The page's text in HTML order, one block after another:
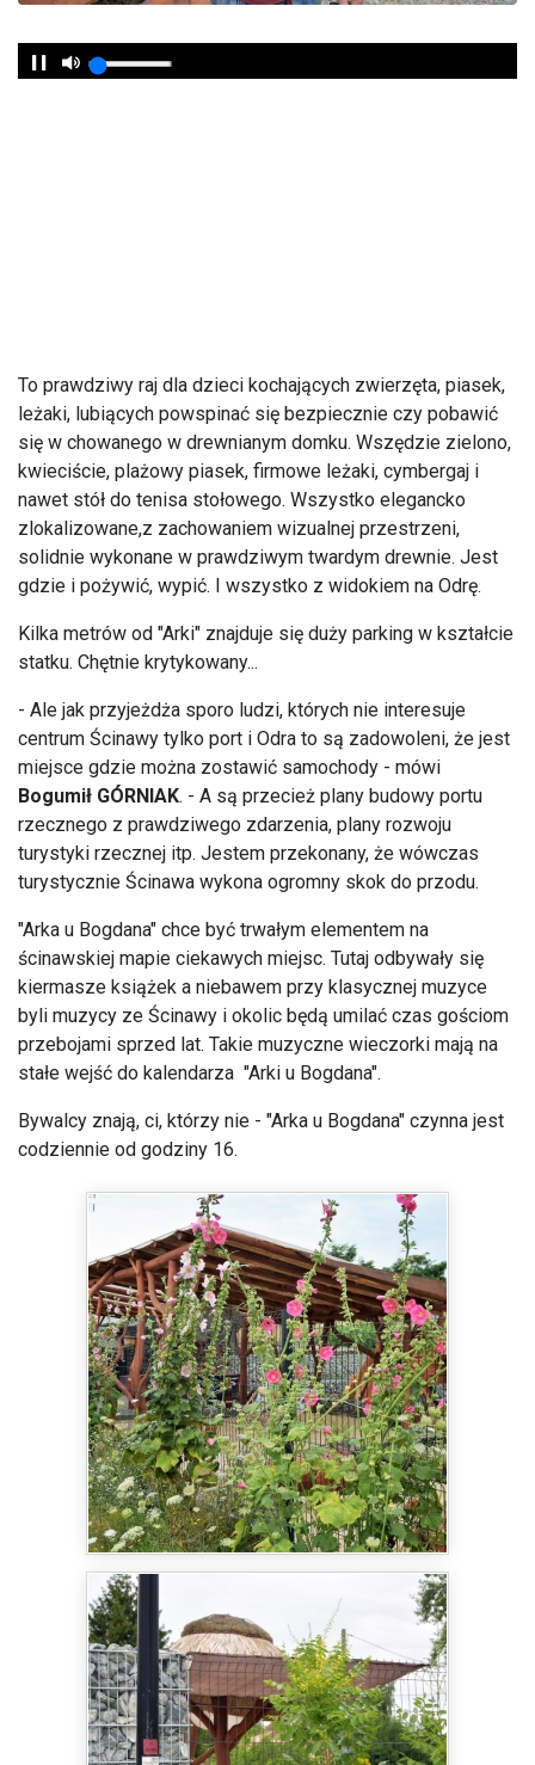
To prawdziwy raj dla dzieci kochających zwierzęta, piasek,
leżaki, lubiących powspinać się bezpiecznie czy pobawić
się w chowanego w drewnianym domku. Wszędzie zielono,
kwieciście, plażowy piasek, firmowe leżaki, cymbergaj i
nawet stół do tenisa stołowego. Wszystko elegancko
zlokalizowane,z zachowaniem wizualnej przestrzeni,
solidnie wykonane w prawdziwym twardym drewnie. Jest
gdzie i pożywić, wypić. I wszystko z widokiem na Odrę.
Kilka metrów od "Arki" znajduje się duży parking w kształcie
statku. Chętnie krytykowany...
- Ale jak przyjeżdża sporo ludzi, których nie interesuje
centrum Ścinawy tylko port i Odra to są zadowoleni, że jest
miejsce gdzie można zostawić samochody - mówi
Bogumił GÓRNIAK. - A są przecież plany budowy portu
rzecznego z prawdziwego zdarzenia, plany rozwoju
turystyki rzecznej itp. Jestem przekonany, że wówczas
turystycznie Ścinawa wykona ogromny skok do przodu.
"Arka u Bogdana" chce być trwałym elementem na
ścinawskiej mapie ciekawych miejsc. Tutaj odbywały się
kiermasze książek a niebawem przy klasycznej muzyce
byli muzycy ze Ścinawy i okolic będą umilać czas gościom
przebojami sprzed lat. Takie muzyczne wieczorki mają na
stałe wejść do kalendarza "Arki u Bogdana".
Bywalcy znają, ci, którzy nie - "Arka u Bogdana" czynna jest
codziennie od godziny 16.